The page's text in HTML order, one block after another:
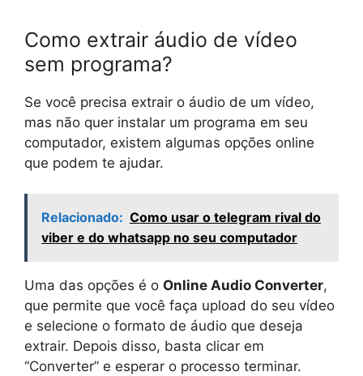
Como extrair áudio de vídeo
sem programa?
Se você precisa extrair o áudio de um vídeo,
mas não quer instalar um programa em seu
computador, existem algumas opções online
que podem te ajudar.
Relacionado: Como usar o telegram rival do
viber e do whatsapp no seu computador
Uma das opções é o Online Audio Converter,
que permite que você faça upload do seu vídeo
e selecione o formato de áudio que deseja
extrair. Depois disso, basta clicar em
“Converter” e esperar o processo terminar.